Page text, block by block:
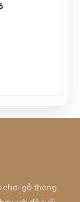
chơi gỗ thông